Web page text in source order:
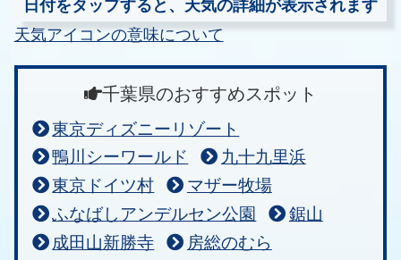
日付をタップすると、天気の詳細が表示されます
天気アイコンの意味について
千葉県のおすすめスポット
東京ディズニーリゾート
鴨川シーワールド
九十九里浜
東京ドイツ村
マザー牧場
ふなばしアンデルセン公園
鋸山
成田山新勝寺
房総のむら